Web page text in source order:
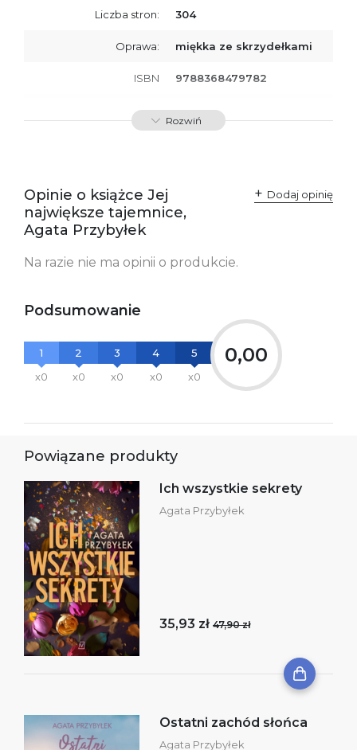
Liczba stron: 304
Oprawa: miękka ze skrzydełkami
ISBN 9788368479782
SKU: K800984
kontakt@wydajenamsie.pl
+48 61 623 38 38
informacje dotyczące
Rozwiń
Opinie o książce Jej
największe tajemnice,
Agata Przybyłek
Dodaj opinię
Na razie nie ma opinii o produkcie.
Podsumowanie
1
x0
2
x0
3
x0
4
x0
5
x0
0,00
Powiązane produkty
Ich wszystkie sekrety
Agata Przybyłek
35,93 zł 47,90 zł
Ostatni zachód słońca
Agata Przybyłek